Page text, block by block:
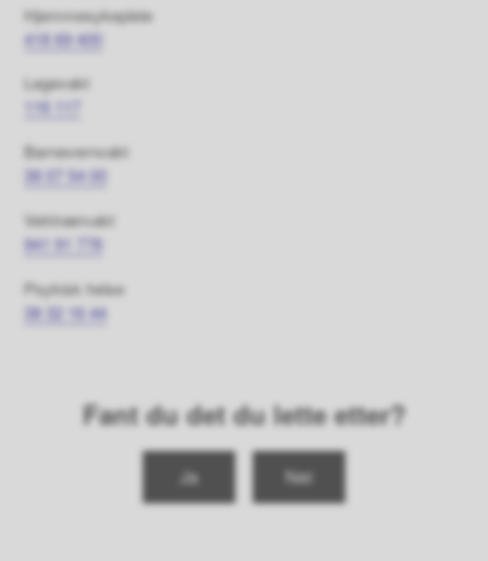
Hjemmesykepleie
418 69 400
Legevakt
116 117
Barnevernvakt
38 07 54 00
Vetrinærvakt
941 91 778
Psykisk helse
38 32 16 44
Fant du det du lette etter?
Ja Nei